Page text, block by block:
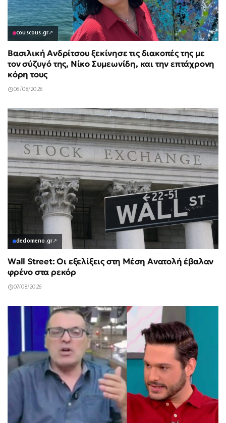
couscous.gr↗
Βασιλική Ανδρίτσου ξεκίνησε τις διακοπές της με
τον σύζυγό της, Νίκο Συμεωνίδη, και την επτάχρονη
κόρη τους
06/08/2026
dedomeno.gr↗
Wall Street: Οι εξελίξεις στη Μέση Ανατολή έβαλαν
φρένο στα ρεκόρ
07/08/2026